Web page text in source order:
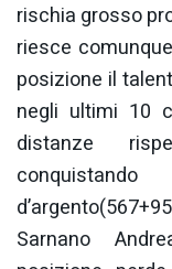
rischia grosso
riesce
posizione il
negli ultimi 10
distanze
Sarnano